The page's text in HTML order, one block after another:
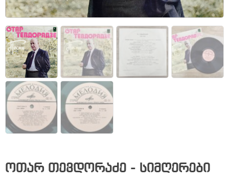
ოთარ თევდორაძე - სიმღერები